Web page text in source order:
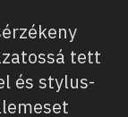
tett
és stylus-